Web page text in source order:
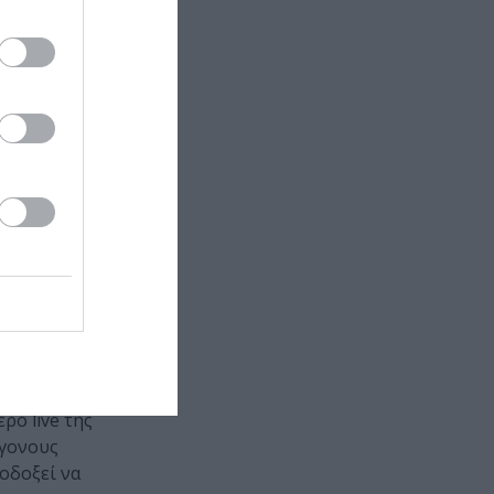
ο Jaul
δυναμική
ο
στη σκηνή
ως μέσο
live της
να